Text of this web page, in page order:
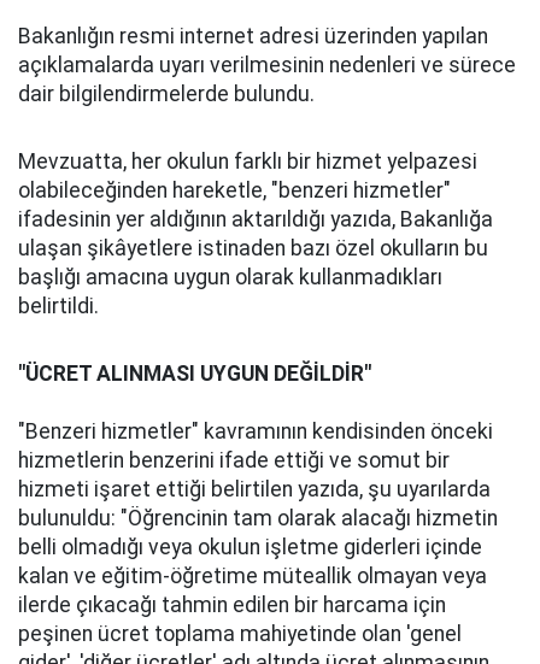
Bakanlığın resmi internet adresi üzerinden yapılan
açıklamalarda uyarı verilmesinin nedenleri ve sürece
dair bilgilendirmelerde bulundu.
Mevzuatta, her okulun farklı bir hizmet yelpazesi
olabileceğinden hareketle, "benzeri hizmetler"
ifadesinin yer aldığının aktarıldığı yazıda, Bakanlığa
ulaşan şikâyetlere istinaden bazı özel okulların bu
başlığı amacına uygun olarak kullanmadıkları
belirtildi.
"ÜCRET ALINMASI UYGUN DEĞİLDİR"
"Benzeri hizmetler" kavramının kendisinden önceki
hizmetlerin benzerini ifade ettiği ve somut bir
hizmeti işaret ettiği belirtilen yazıda, şu uyarılarda
bulunuldu: "Öğrencinin tam olarak alacağı hizmetin
belli olmadığı veya okulun işletme giderleri içinde
kalan ve eğitim-öğretime müteallik olmayan veya
ilerde çıkacağı tahmin edilen bir harcama için
peşinen ücret toplama mahiyetinde olan 'genel